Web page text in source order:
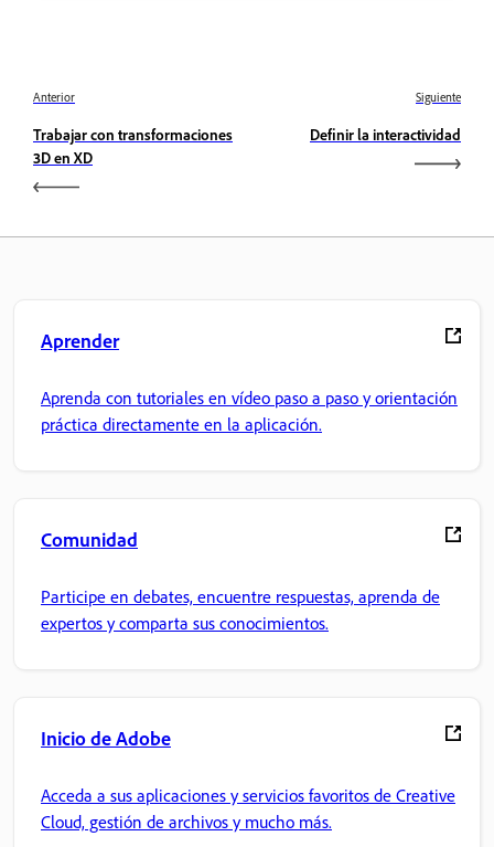
Anterior
Trabajar con transformaciones
3D en XD
Siguiente
Definir la interactividad
Aprender
Aprenda con tutoriales en vídeo paso a paso y orientación
práctica directamente en la aplicación.
Comunidad
Participe en debates, encuentre respuestas, aprenda de
expertos y comparta sus conocimientos.
Inicio de Adobe
Acceda a sus aplicaciones y servicios favoritos de Creative
Cloud, gestión de archivos y mucho más.